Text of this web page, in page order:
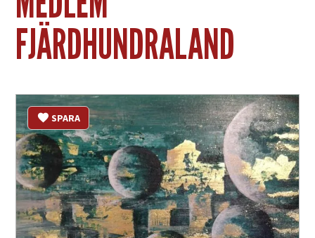
FJÄRDHUNDRALAND
SPARA